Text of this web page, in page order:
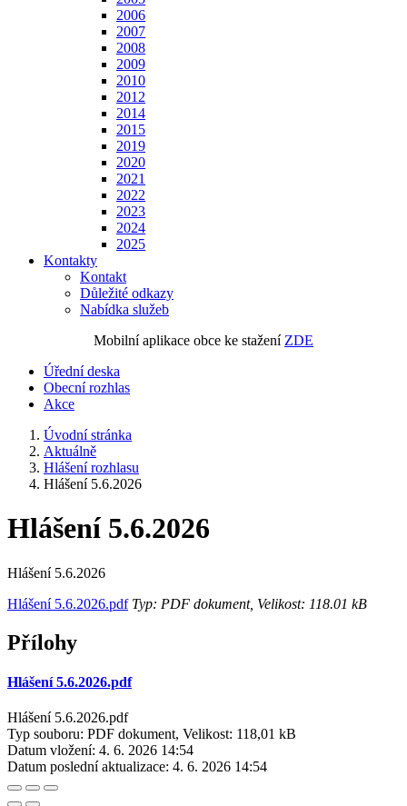
2006
2007
2008
2009
2010
2012
2014
2015
2019
2020
2021
2022
2023
2024
2025
Kontakty
Kontakt
Důležité odkazy
Nabídka služeb
Mobilní aplikace obce ke stažení ZDE
Úřední deska
Obecní rozhlas
Akce
Úvodní stránka
Aktuálně
Hlášení rozhlasu
Hlášení 5.6.2026
Hlášení 5.6.2026
Hlášení 5.6.2026
Hlášení 5.6.2026.pdfTyp: PDF dokument, Velikost: 118.01 kB
Přílohy
Hlášení 5.6.2026.pdf
Hlášení 5.6.2026.pdf
Typ souboru: PDF dokument, Velikost: 118,01 kB
Datum vložení: 4. 6. 2026 14:54
Datum poslední aktualizace: 4. 6. 2026 14:54